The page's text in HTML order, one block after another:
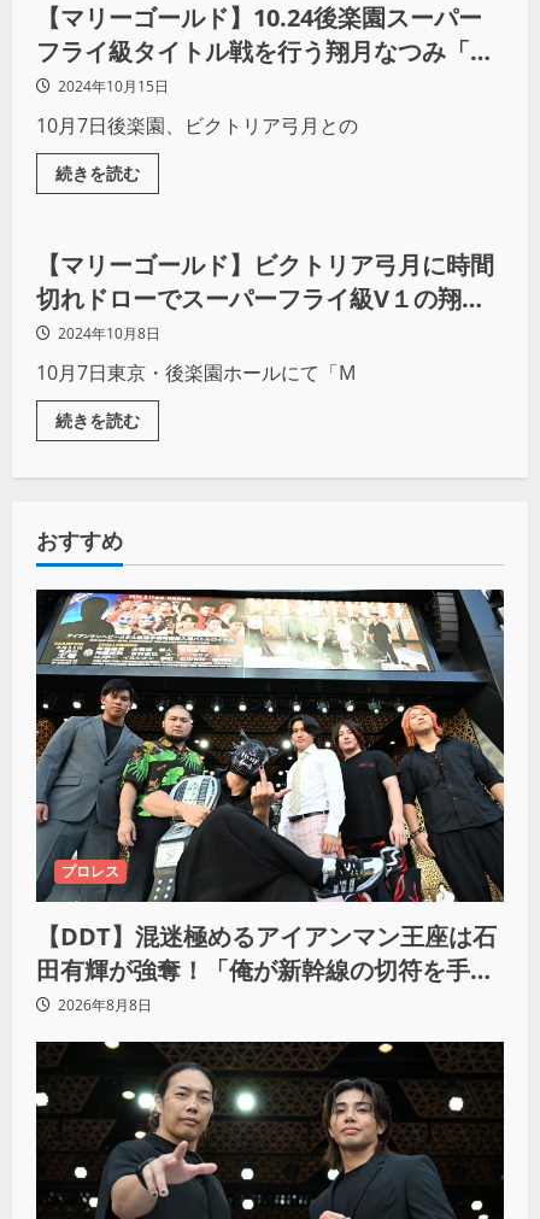
【マリーゴールド】10.24後楽園スーパー
フライ級タイトル戦を行う翔月なつみ「ハ
ミングバードを倒しV2を果たします」
2024年10月15日
10月7日後楽園、ビクトリア弓月との
続きを読む
プロレス
【マリーゴールド】ビクトリア弓月に時間
切れドローでスーパーフライ級V１の翔月
なつみ。試合後に現れた謎のマスクウーマ
ン“ハミングバード”と2度目の防衛戦か？
2024年10月8日
10月7日東京・後楽園ホールにて「M
続きを読む
おすすめ
プロレス
【DDT】混迷極めるアイアンマン王座は石
田有輝が強奪！「俺が新幹線の切符を手に
入れるからな！逃げ切るぞ」
2026年8月8日